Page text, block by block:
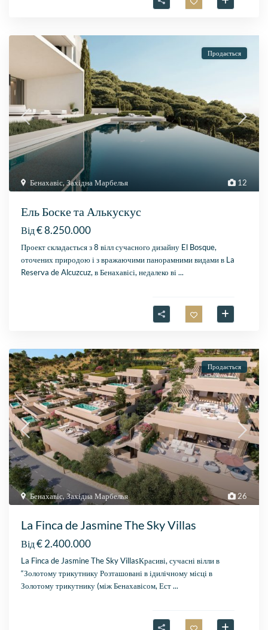
12
Бенахавіс,Західна Марбелья
Продається
Ель Боске та Алькускус
Від€ 8.250.000
Проект складається з 8 вілл сучасного дизайну El Bosque,
оточених природою і з вражаючими панорамними видами в La
Reserva de Alcuzcuz, в Бенахавісі, недалеко ві...
26
Бенахавіс,Західна Марбелья
Продається
La Finca de Jasmine The Sky Villas
Від€ 2.400.000
La Finca de Jasmine The Sky VillasКрасиві, сучасні вілли в
“Золотому трикутнику Розташовані в ідилічному місці в
Золотому трикутнику (між Бенахавісом, Ест...